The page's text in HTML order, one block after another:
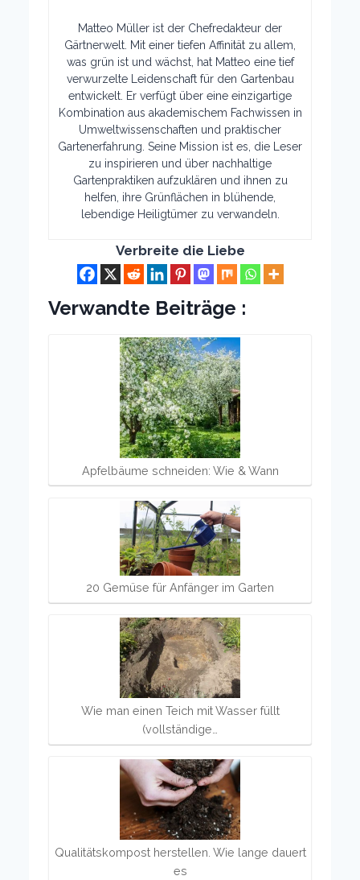
Matteo Müller ist der Chefredakteur der
Gärtnerwelt. Mit einer tiefen Affinität zu allem,
was grün ist und wächst, hat Matteo eine tief
verwurzelte Leidenschaft für den Gartenbau
entwickelt. Er verfügt über eine einzigartige
Kombination aus akademischem Fachwissen in
Umweltwissenschaften und praktischer
Gartenerfahrung. Seine Mission ist es, die Leser
zu inspirieren und über nachhaltige
Gartenpraktiken aufzuklären und ihnen zu
helfen, ihre Grünflächen in blühende,
lebendige Heiligtümer zu verwandeln.
Verbreite die Liebe
Verwandte Beiträge :
Apfelbäume schneiden: Wie & Wann
20 Gemüse für Anfänger im Garten
Wie man einen Teich mit Wasser füllt
(vollständige…
Qualitätskompost herstellen. Wie lange dauert
es